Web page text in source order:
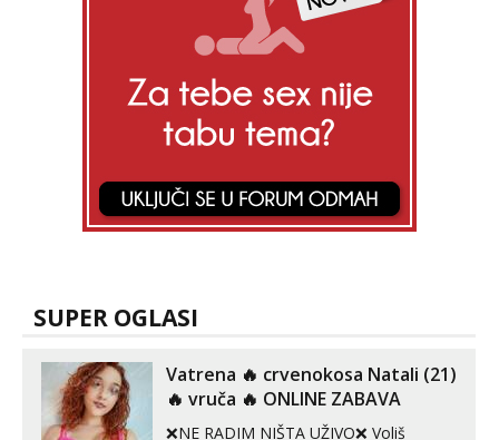
SUPER OGLASI
Vatrena ‎️‍🔥 crvenokosa Natali (21)
‎️‍🔥 vruča‎ ️‍🔥 ONLINE ZABAVA
❌NE RADIM NIŠTA UŽIVO❌ Voliš